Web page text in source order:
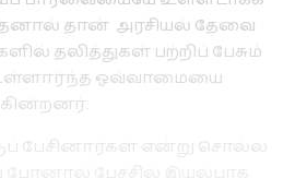
தான் அரசியல் தேவை
தலித்துகள் பற்றிப் பேசும்
ஒவ்வாமையை